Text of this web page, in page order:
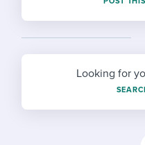
Free
HR
Looking for